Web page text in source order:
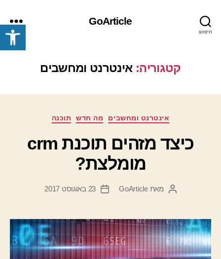
פתח סרגל נגישות חיפוש
GoArticle
תפריט
קטגוריה: אינטרנט ומחשבים
קטגוריותאינטרנט ומחשבים מה חדש תוכנה
כיצד מזהים תוכנת crm
מומלצת?
המחבר
מאתGoArticle
תאריך
23 באוגוסט 2017